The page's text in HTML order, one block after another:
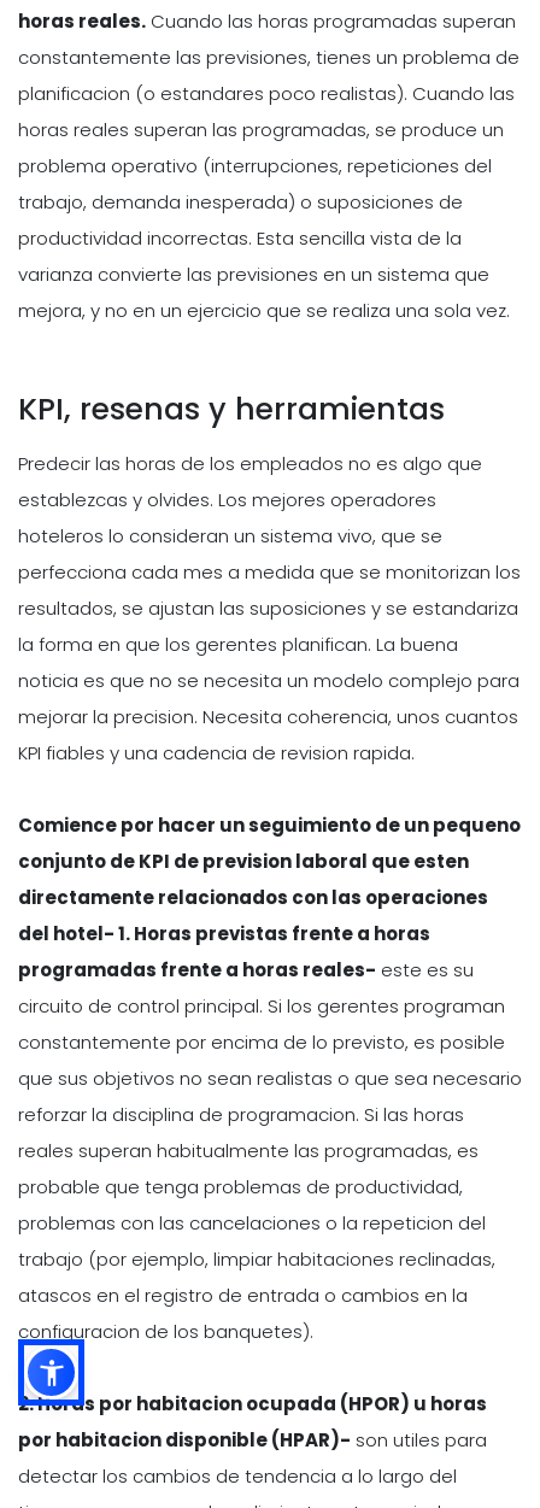
horas reales. Cuando las horas programadas superan
constantemente las previsiones, tienes un problema de
planificacion (o estandares poco realistas). Cuando las
horas reales superan las programadas, se produce un
problema operativo (interrupciones, repeticiones del
trabajo, demanda inesperada) o suposiciones de
productividad incorrectas. Esta sencilla vista de la
varianza convierte las previsiones en un sistema que
mejora, y no en un ejercicio que se realiza una sola vez.
KPI, resenas y herramientas
Predecir las horas de los empleados no es algo que
establezcas y olvides. Los mejores operadores
hoteleros lo consideran un sistema vivo, que se
perfecciona cada mes a medida que se monitorizan los
resultados, se ajustan las suposiciones y se estandariza
la forma en que los gerentes planifican. La buena
noticia es que no se necesita un modelo complejo para
mejorar la precision. Necesita coherencia, unos cuantos
KPI fiables y una cadencia de revision rapida.
Comience por hacer un seguimiento de un pequeno
conjunto deKPI de prevision laboral que esten
directamente relacionados con las operaciones
del hotel- 1. Horas previstas frente a horas
programadas frente a horas reales- este es su
circuito de control principal. Si los gerentes programan
constantemente por encima de lo previsto, es posible
que sus objetivos no sean realistas o que sea necesario
reforzar la disciplina de programacion. Si las horas
reales superan habitualmente las programadas, es
probable que tenga problemas de productividad,
problemas con las cancelaciones o la repeticion del
trabajo (por ejemplo, limpiar habitaciones reclinadas,
atascos en el registro de entrada o cambios en la
configuracion de los banquetes).
2. Horas por habitacion ocupada (HPOR) u horas
por habitacion disponible (HPAR)- son utiles para
detectar los cambios de tendencia a lo largo del